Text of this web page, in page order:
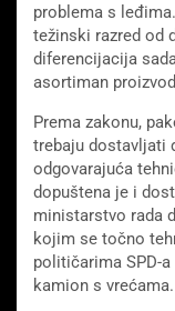
problema s
težinski razred od
diferencijacija
asortiman
Prema zakonu,
trebaju dostavljati
odgovarajuća
dopuštena je i
ministarstvo rada
kojim se točno
političarima SPD-
kamion s vrećama.